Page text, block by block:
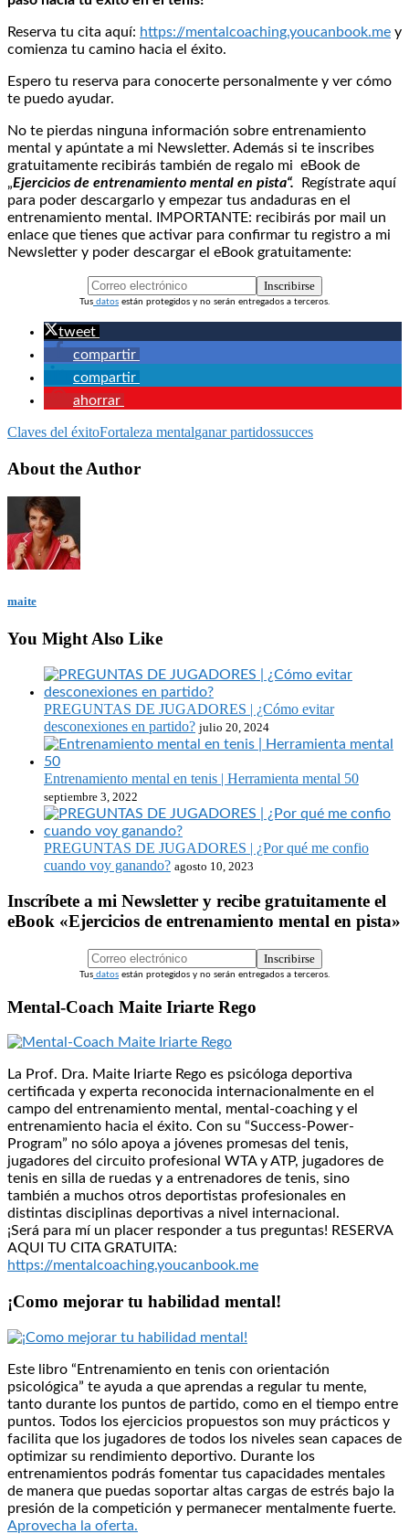
Reserva tu cita aquí: https://mentalcoaching.youcanbook.me y
comienza tu camino hacia el éxito.
Espero tu reserva para conocerte personalmente y ver cómo
te puedo ayudar.
No te pierdas ninguna información sobre entrenamiento
mental y apúntate a mi Newsletter. Además si te inscribes
gratuitamente recibirás también de regalo mi eBook de
„Ejercicios de entrenamiento mental en pista“.
Regístrate aquí
para poder descargarlo y empezar tus andaduras en el
entrenamiento mental. IMPORTANTE: recibirás por mail un
enlace que tienes que activar para confirmar tu registro a mi
Newsletter y poder descargar el eBook gratuitamente:
Inscribirse
Tus datos están protegidos y no serán entregados a terceros.
tweet
compartir
compartir
ahorrar
Claves del éxitoFortaleza mentalganar partidossucces
About the Author
maite
You Might Also Like
PREGUNTAS DE JUGADORES | ¿Cómo evitar
desconexiones en partido? julio 20, 2024
Entrenamiento mental en tenis | Herramienta mental 50
septiembre 3, 2022
PREGUNTAS DE JUGADORES | ¿Por qué me confio
cuando voy ganando? agosto 10, 2023
Inscríbete a mi Newsletter y recibe gratuitamente el
eBook «Ejercicios de entrenamiento mental en pista»
Inscribirse
Tus datos están protegidos y no serán entregados a terceros.
Mental-Coach Maite Iriarte Rego
La Prof. Dra. Maite Iriarte Rego es psicóloga deportiva
certificada y experta reconocida internacionalmente en el
campo del entrenamiento mental, mental-coaching y el
entrenamiento hacia el éxito. Con su “Success-Power-
Program” no sólo apoya a jóvenes promesas del tenis,
jugadores del circuito profesional WTA y ATP, jugadores de
tenis en silla de ruedas y a entrenadores de tenis, sino
también a muchos otros deportistas profesionales en
distintas disciplinas deportivas a nivel internacional.
¡Será para mí un placer responder a tus preguntas! RESERVA
AQUI TU CITA GRATUITA:
https://mentalcoaching.youcanbook.me
¡Como mejorar tu habilidad mental!
Este libro “Entrenamiento en tenis con orientación
psicológica” te ayuda a que aprendas a regular tu mente,
tanto durante los puntos de partido, como en el tiempo entre
puntos. Todos los ejercicios propuestos son muy prácticos y
facilita que los jugadores de todos los niveles sean capaces de
optimizar su rendimiento deportivo. Durante los
entrenamientos podrás fomentar tus capacidades mentales
de manera que puedas soportar altas cargas de estrés bajo la
presión de la competición y permanecer mentalmente fuerte.
Aprovecha la oferta.